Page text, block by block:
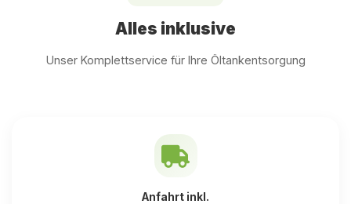
Alles inklusive
Unser Komplettservice für Ihre Öltankentsorgung
Anfahrt inkl.